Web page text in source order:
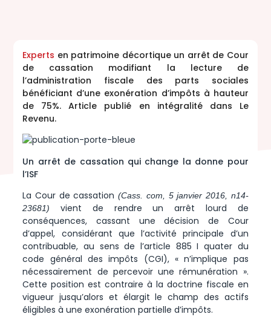
Experts en patrimoine décortique un arrêt de Cour
de cassation modifiant la lecture de
l’administration fiscale des parts sociales
bénéficiant d’une exonération d’impôts à hauteur
de 75%. Article publié en intégralité dans Le
Revenu.
Un arrêt de cassation qui change la donne pour
l’ISF
La Cour de cassation(Cass. com, 5 janvier 2016, n14-
23681)
vient de rendre un arrêt lourd de
conséquences, cassant une décision de Cour
d’appel, considérant que l’activité principale d’un
contribuable, au sens de l’article 885 I quater du
code général des impôts (CGI), « n’implique pas
nécessairement de percevoir une rémunération ».
Cette position est contraire à la doctrine fiscale en
vigueur jusqu’alors et élargit le champ des actifs
éligibles à une exonération partielle d’impôts.